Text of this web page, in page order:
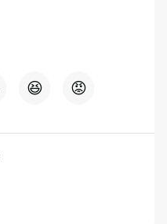
😆 😡